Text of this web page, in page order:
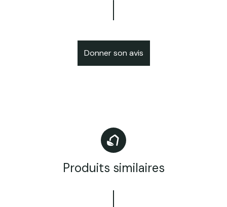
Donner son avis
Produits similaires